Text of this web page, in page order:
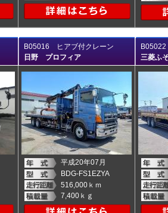
B05016 ヒアブ付クレーン
日野 プロフィア
平成20年07月
BDG-FS1EZYA
516,000ｋｍ
7,400ｋｇ
三菱ふ